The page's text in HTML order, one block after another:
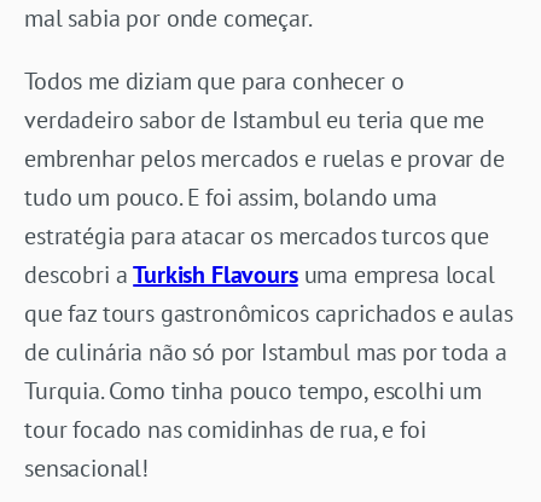
mal sabia por onde começar.
Todos me diziam que para conhecer o
verdadeiro sabor de Istambul eu teria que me
embrenhar pelos mercados e ruelas e provar de
tudo um pouco. E foi assim, bolando uma
estratégia para atacar os mercados turcos que
descobri aTurkish Flavoursuma empresa local
que faz tours gastronômicos caprichados e aulas
de culinária não só por Istambul mas por toda a
Turquia. Como tinha pouco tempo, escolhi um
tour focado nas comidinhas de rua, e foi
sensacional!